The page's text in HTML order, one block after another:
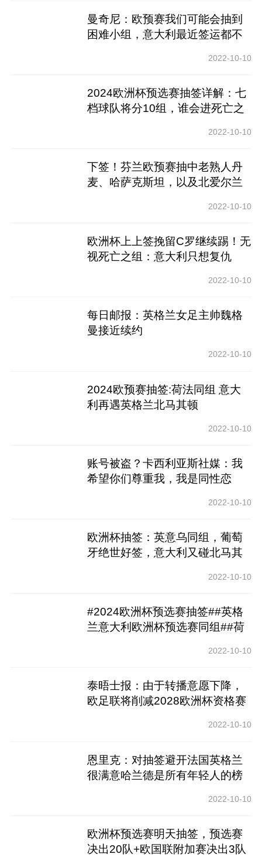
曼奇尼：欧预赛我们可能会抽到
困难小组，意大利最近签运都不
2022-10-10
2024欧洲杯预选赛抽签详解：七
档球队将分10组，谁会进死亡之
2022-10-10
下签！芬兰欧预赛抽中老熟人丹
麦、哈萨克斯坦，以及北爱尔兰
2022-10-10
欧洲杯上上签挽留C罗继续踢！无
视死亡之组：意大利只想复仇
2022-10-10
每日邮报：英格兰女足主帅魏格
曼接近续约
2022-10-10
2024欧预赛抽签:荷法同组 意大
利再遇英格兰北马其顿
2022-10-10
账号被盗？卡西利亚斯社媒：我
希望你们尊重我，我是同性恋
2022-10-10
欧洲杯抽签：英意乌同组，葡萄
牙绝世好签，意大利又碰北马其
2022-10-10
#2024欧洲杯预选赛抽签##英格
兰意大利欧洲杯预选赛同组##荷
2022-10-10
泰晤士报：由于转播意愿下降，
欧足联将削减2028欧洲杯资格赛
2022-10-10
恩里克：对抽签避开法国英格兰
很满意哈兰德是所有年轻人的榜
2022-10-10
欧洲杯预选赛明天抽签，预选赛
决出20队+欧国联附加赛决出3队